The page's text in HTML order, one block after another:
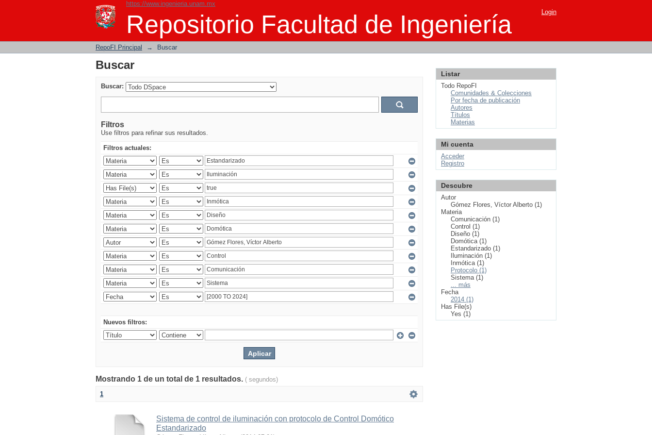
https://www.ingenieria.unam.mx
Repositorio Facultad de Ingeniería
Buscar Login
RepoFI Principal → Buscar
Buscar
Buscar:
Filtros
Use filtros para refinar sus resultados.
Filtros actuales:
Nuevos filtros:
Mostrando 1 de un total de 1 resultados. ( segundos)
1
Sistema de control de iluminación con protocolo de Control Domótico
Estandarizado
Listar
Todo RepoFI
Comunidades & Colecciones
Por fecha de publicación
Autores
Títulos
Materias
Mi cuenta
Acceder
Registro
Descubre
Autor
Gómez Flores, Víctor Alberto (1)
Materia
Comunicación (1)
Control (1)
Diseño (1)
Domótica (1)
Estandarizado (1)
Iluminación (1)
Inmótica (1)
Protocolo (1)
Sistema (1)
... más
Fecha
2014 (1)
Has File(s)
Yes (1)